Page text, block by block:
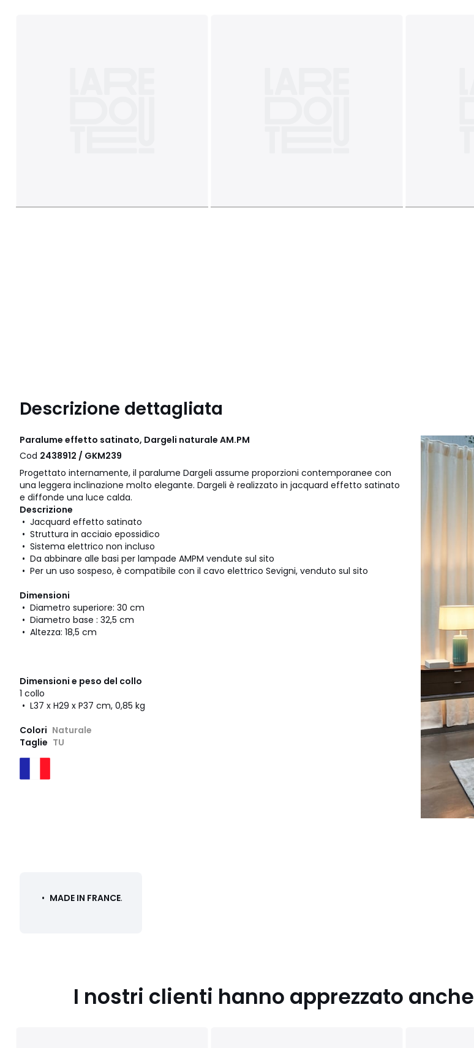
Descrizione dettagliata
Paralume effetto satinato, Dargeli naturale AM.PM
Cod 2438912 / GKM239
Progettato internamente, il paralume Dargeli assume proporzioni contemporanee con
una leggera inclinazione molto elegante. Dargeli è realizzato in jacquard effetto satinato
e diffonde una luce calda.
Descrizione
• Jacquard effetto satinato
• Struttura in acciaio epossidico
• Sistema elettrico non incluso
• Da abbinare alle basi per lampade AMPM vendute sul sito
• Per un uso sospeso, è compatibile con il cavo elettrico Sevigni, venduto sul sito
Dimensioni
• Diametro superiore: 30 cm
• Diametro base : 32,5 cm
• Altezza: 18,5 cm
Dimensioni e peso del collo
1 collo
• L37 x H29 x P37 cm, 0,85 kg
Colori Naturale
Taglie TU
• MADE IN FRANCE.
I nostri clienti hanno apprezzato anche